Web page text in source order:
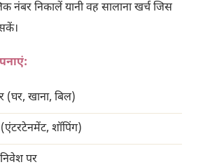
निकालें यानी वह सालाना खर्च जिस
(घर, खाना, बिल)
शॉपिंग)
पर